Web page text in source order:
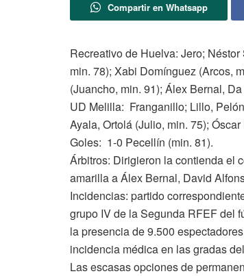
Compartir en Whatsapp
Recreativo de Huelva: Jero;
min. 78); Xabi Domínguez (Arcos,
(Juancho, min. 91); Álex Bernal,
UD Melilla: Franganillo; Lillo,
Ayala, Ortolá (Julio, min. 75);
Goles: 1-0 Pecellín (min. 81).
Árbitros: Dirigieron la contienda el
amarilla a Álex Bernal, David
Incidencias: partido
grupo IV de la Segunda RFEF del
la presencia de 9.500
incidencia médica en las gradas
Las escasas opciones de